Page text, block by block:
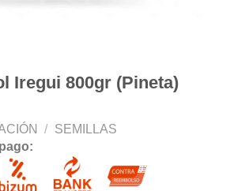
Iregui 800gr (Pineta)
/ SEMILLAS